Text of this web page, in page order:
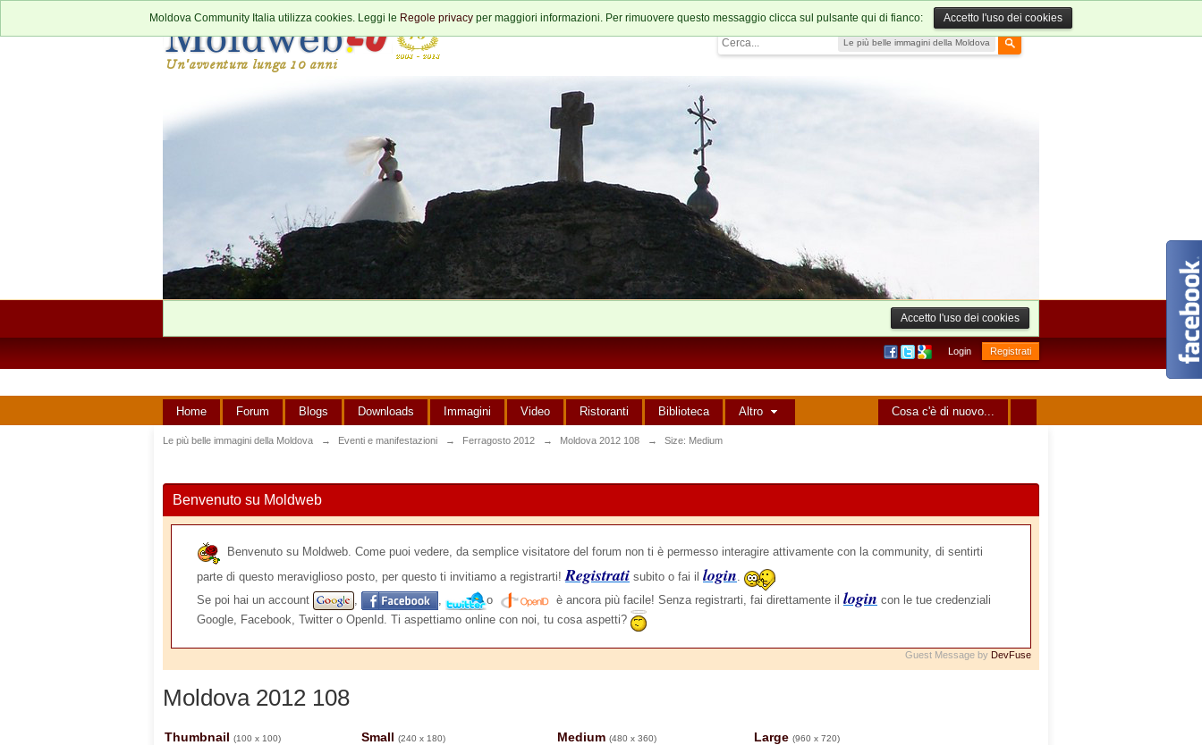
Le più belle immagini della Moldova
Moldova Community Italia utilizza cookies. Leggi le Regole privacy per maggiori informazioni. Per rimuovere questo messaggio clicca sul pulsante qui di fianco: Accetto l'uso dei cookies
Accetto l'uso dei cookies
Login Registrati
Cosa c'è di nuovo...
Home Forum Blogs Downloads Immagini Video Ristoranti Biblioteca Altro
Le più belle immagini della Moldova → Eventi e manifestazioni → Ferragosto 2012 → Moldova 2012 108 → Size: Medium
Benvenuto su Moldweb
Benvenuto su Moldweb. Come puoi vedere, da semplice visitatore del forum non ti è permesso interagire attivamente con la community, di sentirti
parte di questo meraviglioso posto, per questo ti invitiamo a registrarti!Registrati subito o fai il login.
Se poi hai un account
, , o è ancora più facile! Senza registrarti, fai direttamente il login con le tue credenziali
Google, Facebook, Twitter o OpenId. Ti aspettiamo online con noi, tu cosa aspetti?
Guest Message by DevFuse
Moldova 2012 108
Thumbnail (100 x 100) Small (240 x 180) Medium (480 x 360) Large (960 x 720)